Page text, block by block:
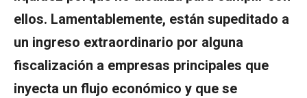
ellos. Lamentablemente, están supeditado a
un ingreso extraordinario por alguna
fiscalización a empresas principales que
inyecta un flujo económico y que se